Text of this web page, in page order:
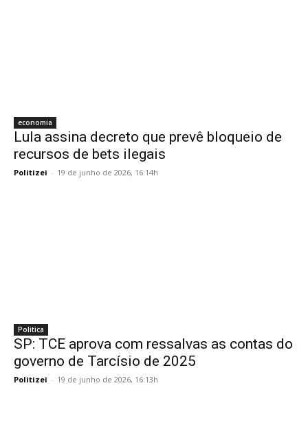
economia
Lula assina decreto que prevê bloqueio de
recursos de bets ilegais
Politizei - 19 de junho de 2026, 16:14h
Politica
SP: TCE aprova com ressalvas as contas do
governo de Tarcísio de 2025
Politizei - 19 de junho de 2026, 16:13h